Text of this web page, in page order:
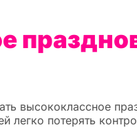
высококлассное
легко потерять